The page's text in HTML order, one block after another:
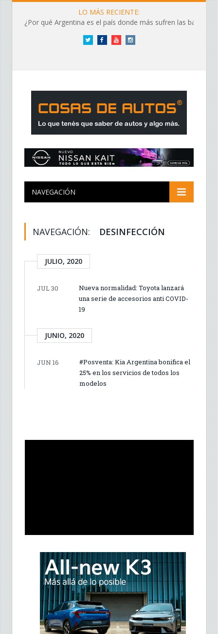
LO MÁS RECIENTE:
¿Por qué Argentina es el país donde más sufren las baterías?
Twitter FacebookYouTubeInstagram
NAVEGACIÓN
NAVEGACIÓN: DESINFECCIÓN
JULIO, 2020
JUL 30
Nueva normalidad: Toyota lanzará
una serie de accesorios anti COVID-
19
JUNIO, 2020
JUN 16
#Posventa: Kia Argentina bonifica el
25% en los servicios de todos los
modelos